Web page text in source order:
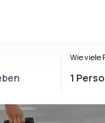
Wie viele